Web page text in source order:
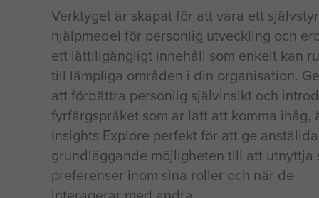
Verktyget är skapat för att vara ett
hjälpmedel för personlig utveckling och
ett lättillgängligt innehåll som enkelt kan
till lämpliga områden i din organisation.
att förbättra personlig självinsikt och
fyrfärgspråket som är lätt att komma ihåg,
Insights Explore perfekt för att ge
grundläggande möjligheten till att utnyttja
preferenser inom sina roller och när de